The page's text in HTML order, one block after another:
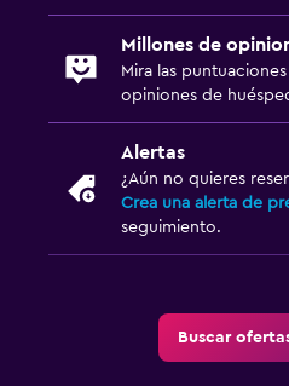
Millones de
Mira las
opiniones de
Alertas
¿Aún no quieres
Crea una alerta de
seguimiento.
Buscar